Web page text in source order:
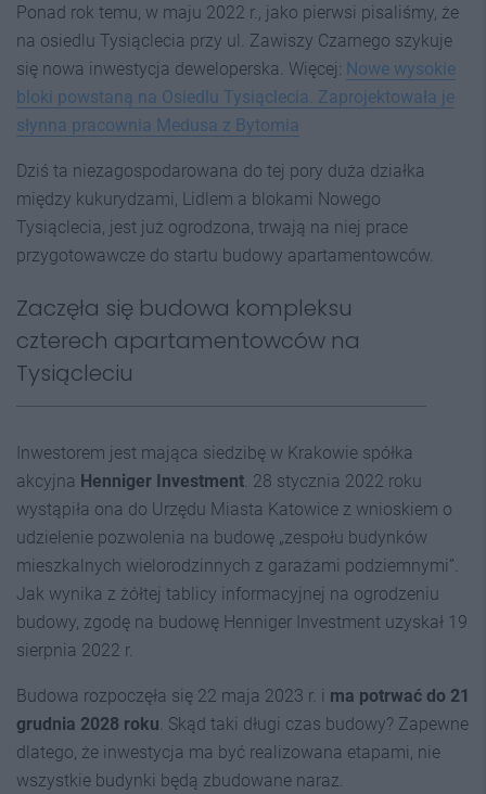
Ponad rok temu, w maju 2022 r., jako pierwsi pisaliśmy, że
na osiedlu Tysiąclecia przy ul. Zawiszy Czarnego szykuje
się nowa inwestycja deweloperska. Więcej: Nowe wysokie
bloki powstaną na Osiedlu Tysiąclecia. Zaprojektowała je
słynna pracownia Medusa z Bytomia
Dziś ta niezagospodarowana do tej pory duża działka
między kukurydzami, Lidlem a blokami Nowego
Tysiąclecia, jest już ogrodzona, trwają na niej prace
przygotowawcze do startu budowy apartamentowców.
Zaczęła się budowa kompleksu
czterech apartamentowców na
Tysiącleciu
Inwestorem jest mająca siedzibę w Krakowie spółka
akcyjna Henniger Investment. 28 stycznia 2022 roku
wystąpiła ona do Urzędu Miasta Katowice z wnioskiem o
udzielenie pozwolenia na budowę „zespołu budynków
mieszkalnych wielorodzinnych z garażami podziemnymi”.
Jak wynika z żółtej tablicy informacyjnej na ogrodzeniu
budowy, zgodę na budowę Henniger Investment uzyskał 19
sierpnia 2022 r.
Budowa rozpoczęła się 22 maja 2023 r. i ma potrwać do 21
grudnia 2028 roku. Skąd taki długi czas budowy? Zapewne
dlatego, że inwestycja ma być realizowana etapami, nie
wszystkie budynki będą zbudowane naraz.